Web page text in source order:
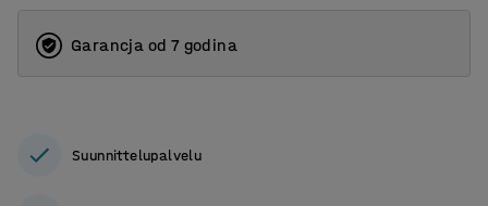
Garancja od 7 godina
Suunnittelupalvelu